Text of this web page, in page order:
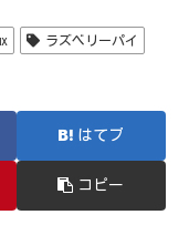
ラズベリーパイ
はてブ
コピー